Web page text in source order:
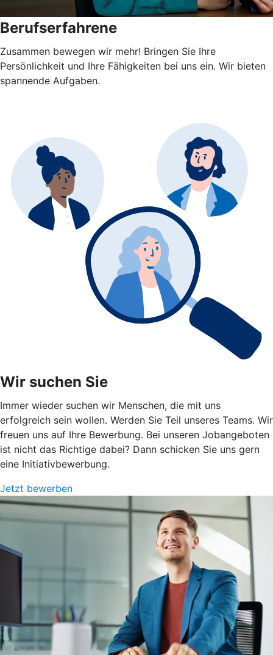
Berufserfahrene
Zusammen bewegen wir mehr! Bringen Sie Ihre
Persönlichkeit und Ihre Fähigkeiten bei uns ein. Wir bieten
spannende Aufgaben.
Wir suchen Sie
Immer wieder suchen wir Menschen, die mit uns
erfolgreich sein wollen. Werden Sie Teil unseres Teams. Wir
freuen uns auf Ihre Bewerbung. Bei unseren Jobangeboten
ist nicht das Richtige dabei? Dann schicken Sie uns gern
eine Initiativbewerbung.
Jetzt bewerben